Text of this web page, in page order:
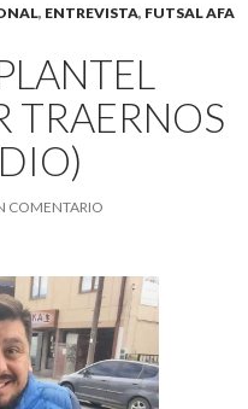
, ENTREVISTA, FUTSAL AFA
TRAERNOS
COMENTARIO